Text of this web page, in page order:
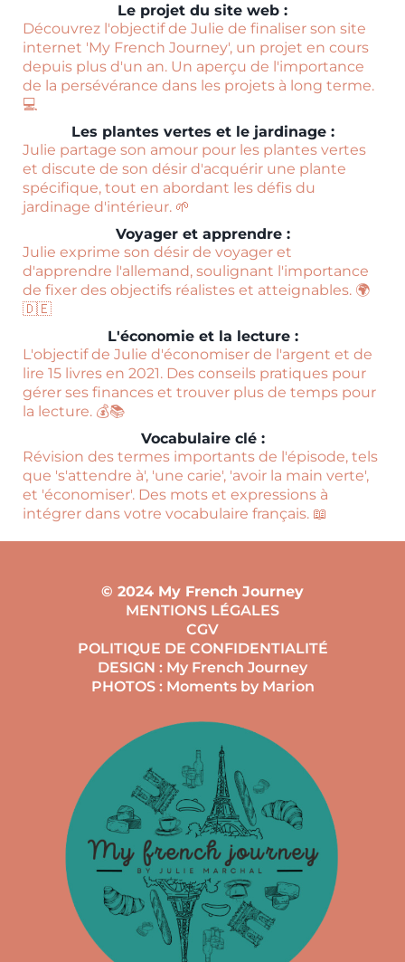
Le projet du site web :
Découvrez l'objectif de Julie de finaliser son site
internet 'My French Journey', un projet en cours
depuis plus d'un an. Un aperçu de l'importance
de la persévérance dans les projets à long terme.
💻
Les plantes vertes et le jardinage :
Julie partage son amour pour les plantes vertes
et discute de son désir d'acquérir une plante
spécifique, tout en abordant les défis du
jardinage d'intérieur. 🌱
Voyager et apprendre :
Julie exprime son désir de voyager et
d'apprendre l'allemand, soulignant l'importance
de fixer des objectifs réalistes et atteignables. 🌍
🇩🇪
L'économie et la lecture :
L'objectif de Julie d'économiser de l'argent et de
lire 15 livres en 2021. Des conseils pratiques pour
gérer ses finances et trouver plus de temps pour
la lecture. 💰📚
Vocabulaire clé :
Révision des termes importants de l'épisode, tels
que 's'attendre à', 'une carie', 'avoir la main verte',
et 'économiser'. Des mots et expressions à
intégrer dans votre vocabulaire français. 📖
© 2024 My French Journey
MENTIONS LÉGALES
CGV
POLITIQUE DE CONFIDENTIALITÉ
DESIGN : My French Journey
PHOTOS : Moments by Marion